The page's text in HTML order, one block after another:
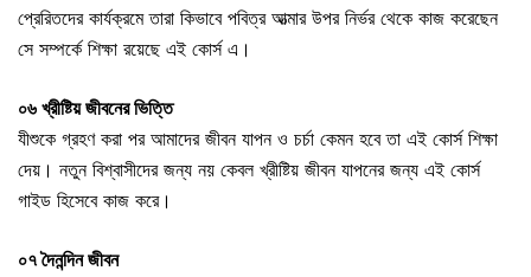
প্রেরিতদের কার্যক্রমে তারা কিভাবে পবিত্র আত্মার উপর নির্ভর থেকে কাজ করেছেন
সে সম্পর্কে শিক্ষা রয়েছে এই কোর্স এ।
০৬ খ্রীষ্টিয় জীবনের ভিত্তি
যীশুকে গ্রহণ করা পর আমাদের জীবন যাপন ও চর্চা কেমন হবে তা এই কোর্স শিক্ষা
দেয়। নতুন বিশ্বাসীদের জন্য নয় কেবল খ্রীষ্টিয় জীবন যাপনের জন্য এই কোর্স
গাইড হিসেবে কাজ করে।
০৭ দৈনন্দিন জীবন